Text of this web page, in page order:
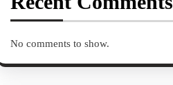
No comments to show.